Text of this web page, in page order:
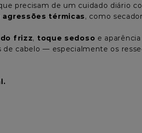
precisam de um cuidado diário
térmicas, como
frizz, toque sedoso e
cabelo — especialmente os